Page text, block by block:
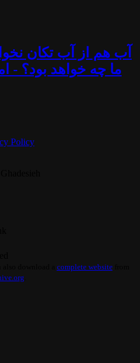
آب هم از آب تکان
ما چه خواهد بود؟ -
Policy
complete websitefrom